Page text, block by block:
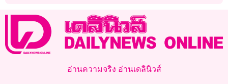
อ่านความจริง อ่านเดลินิวส์